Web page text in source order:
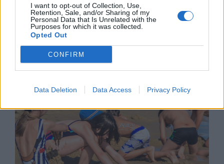
I want to opt-out of Collection, Use,
Retention, Sale, and/or Sharing of my
Personal Data that Is Unrelated with the
Purposes for which it was collected.
Opted Out
CONFIRM
Data Deletion Data Access Privacy Policy
Учениците ще бъдат осигурени с още
20 хил. устройства за обучение от
разстояние
10.08.2021 / 14:19